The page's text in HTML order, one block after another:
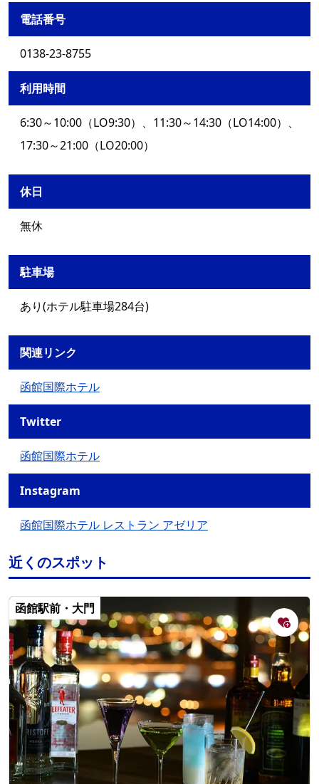
電話番号
0138-23-8755
利用時間
6:30～10:00（LO9:30）、11:30～14:30（LO14:00）、
17:30～21:00（LO20:00）
休日
無休
駐車場
あり(ホテル駐車場284台)
関連リンク
函館国際ホテル
Twitter
函館国際ホテル
Instagram
函館国際ホテル レストラン アゼリア
近くのスポット
函館駅前・大門